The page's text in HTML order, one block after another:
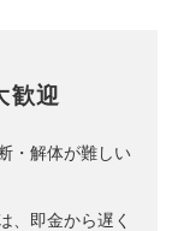
歓迎
・解体が難しい
、即金から遅く